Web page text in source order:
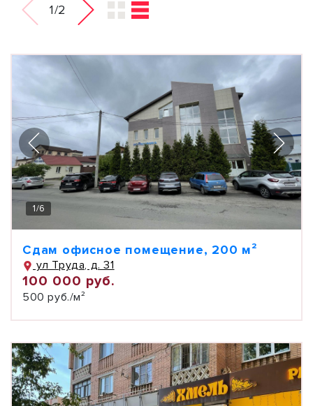
1/2
1/6
Сдам офисное помещение, 200 м²
ул Труда, д. 31
100 000 руб.
500 руб./м²